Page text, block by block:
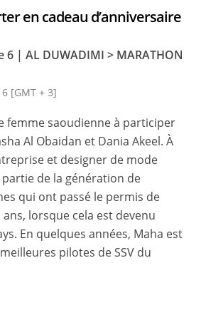
en cadeau d’anniversaire
6 | AL DUWADIMI > MARATHON
[GMT + 3]
femme saoudienne à participer
Al Obaidan et Dania Akeel. À
et designer de mode
de la génération de
qui ont passé le permis de
lorsque cela est devenu
En quelques années, Maha est
pilotes de SSV du